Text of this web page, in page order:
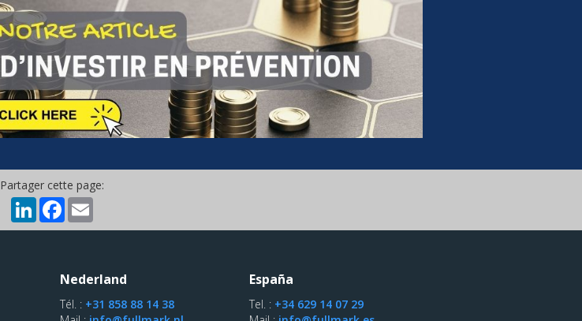
Partager cette page:
LinkedInFacebook
Nederland
Tél. : +31 858 88 14 38
España
Tel. : +34 629 14 07 29